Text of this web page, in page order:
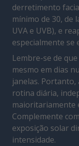
derretimento
mínimo de 30,
UVA e UVB), e
especialmente se
Lembre-se de
mesmo em dias
janelas.
rotina diária,
maioritariamente
Complemente
exposição solar
intensidade.